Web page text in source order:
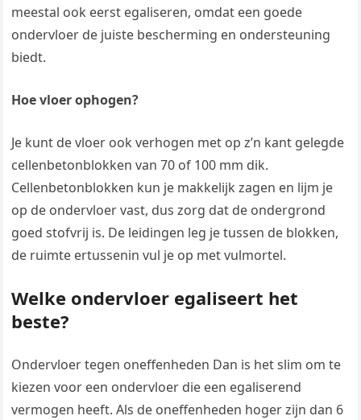
meestal ook eerst egaliseren, omdat een goede
ondervloer de juiste bescherming en ondersteuning
biedt.
Hoe vloer ophogen?
Je kunt de vloer ook verhogen met op z’n kant gelegde
cellenbetonblokken van 70 of 100 mm dik.
Cellenbetonblokken kun je makkelijk zagen en lijm je
op de ondervloer vast, dus zorg dat de ondergrond
goed stofvrij is. De leidingen leg je tussen de blokken,
de ruimte ertussenin vul je op met vulmortel.
Welke ondervloer egaliseert het
beste?
Ondervloer tegen oneffenheden Dan is het slim om te
kiezen voor een ondervloer die een egaliserend
vermogen heeft. Als de oneffenheden hoger zijn dan 6